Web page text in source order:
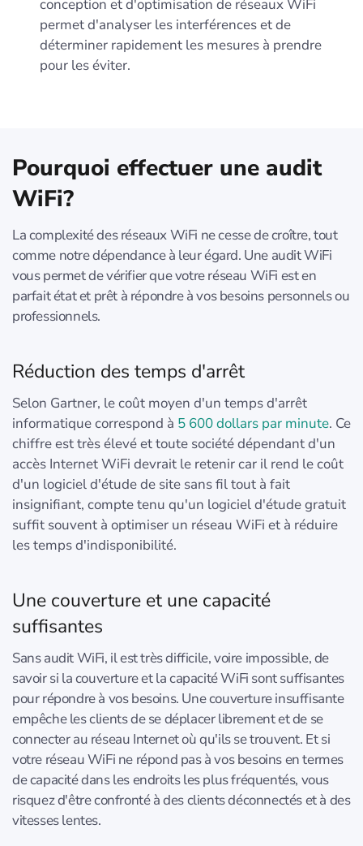
conception et d'optimisation de réseaux WiFi
permet d'analyser les interférences et de
déterminer rapidement les mesures à prendre
pour les éviter.
Pourquoi effectuer une audit
WiFi?
La complexité des réseaux WiFi ne cesse de croître, tout
comme notre dépendance à leur égard. Une audit WiFi
vous permet de vérifier que votre réseau WiFi est en
parfait état et prêt à répondre à vos besoins personnels ou
professionnels.
Réduction des temps d'arrêt
Selon Gartner, le coût moyen d'un temps d'arrêt
informatique correspond à 5 600 dollars par minute. Ce
chiffre est très élevé et toute société dépendant d'un
accès Internet WiFi devrait le retenir car il rend le coût
d'un logiciel d'étude de site sans fil tout à fait
insignifiant, compte tenu qu'un logiciel d'étude gratuit
suffit souvent à optimiser un réseau WiFi et à réduire
les temps d'indisponibilité.
Une couverture et une capacité
suffisantes
Sans audit WiFi, il est très difficile, voire impossible, de
savoir si la couverture et la capacité WiFi sont suffisantes
pour répondre à vos besoins. Une couverture insuffisante
empêche les clients de se déplacer librement et de se
connecter au réseau Internet où qu'ils se trouvent. Et si
votre réseau WiFi ne répond pas à vos besoins en termes
de capacité dans les endroits les plus fréquentés, vous
risquez d'être confronté à des clients déconnectés et à des
vitesses lentes.